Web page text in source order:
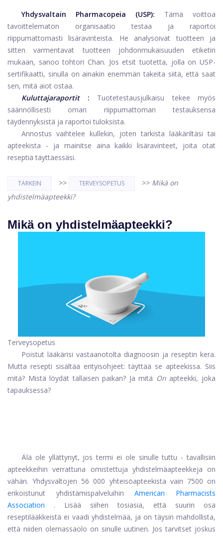
Yhdysvaltain Pharmacopeia (USP):
Tämä voittoa
tavoittelematon organisaatio testaa ja raportoi
riippumattomasti lisäravinteista. He analysoivat tuotteen ja
sitten varmentavat tuotteen johdonmukaisuuden etiketin
mukaan, sanoo tohtori Chan. Jos etsit tuotetta, jolla on USP-
sertifikaatti, sinulla on ainakin enemmän takeita siitä, että saat
sen, mitä aiot ostaa.
Kuluttajaraportit
:
Tuotetestausjulkaisu tekee myös
säännöllisesti oman riippumattoman testauksensa
täydennyksistä ja raportoi tuloksista.
Annostus vaihtelee kullekin, joten tarkista lääkäriltäsi tai
apteekista - ja mainitse aina kaikki lisäravinteet, joita otat
reseptiä täyttäessäsi.
TÄRKEIN >> TERVEYSOPETUS >> Mikä on
yhdistelmäapteekki?
Mikä on yhdistelmäapteekki?
Terveysopetus
Poistut lääkärisi vastaanotolta diagnoosin ja reseptin kera.
Mutta resepti sisältää erityisohjeet: täyttää se apteekissa. Siis
mitä? Mistä löydät tällaisen paikan? Ja mitä On apteekki, joka
tapauksessa?
Älä ole yllättynyt, jos termi ei ole sinulle tuttu - tavallisiin
apteekkeihin verrattuna omistettuja yhdistelmäapteekkeja on
vähän. Yhdysvaltojen 56 000 yhteisöapteekista vain 7500 on
erikoistunut yhdistämispalveluihin
American Pharmacists
Association
. Lisää siihen tosiasia, että suurin osa
reseptilääkkeistä ei vaadi yhdistelmää, ja on täysin mahdollista,
että niiden olemassaolo on sinulle uutinen. Jos tarvitset joskus